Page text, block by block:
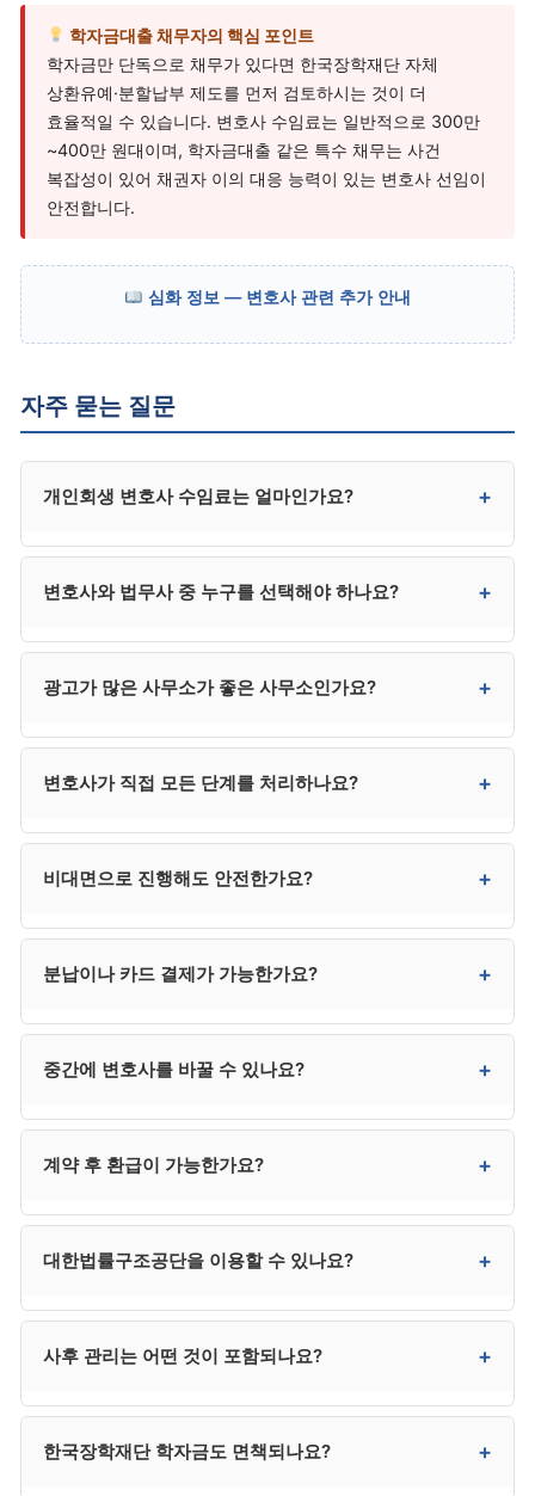
학자금대출 채무자의 핵심 포인트
학자금만 단독으로 채무가 있다면 한국장학재단 자체
상환유예·분할납부 제도를 먼저 검토하시는 것이 더
효율적일 수 있습니다. 변호사 수임료는 일반적으로 300만
~400만 원대이며, 학자금대출 같은 특수 채무는 사건
복잡성이 있어 채권자 이의 대응 능력이 있는 변호사 선임이
안전합니다.
심화 정보 — 변호사 관련 추가 안내
자주 묻는 질문
개인회생 변호사 수임료는 얼마인가요? +
지역, 사무소 규모에 따라 차이가 있으며, 수도권은
250만 원 전후로 다소 낮지만 법정 대리권에 제한이 있어
분쟁 시 한계가 있습니다.
변호사와 법무사 중 누구를 선택해야 하나요? +
채권자 이의가 예상되거나 복잡한 사건은 변호사가
제한이 있어 분쟁 발생 시 변호사를 추가 선임해야 할 수
있어, 결과적으로 변호사가 더 효율적인 경우가
광고가 많은 사무소가 좋은 사무소인가요? +
반영되거나, 사건이 과다해 개별 관리가 약해질 수
선택은 직접 상담을 통해 결정하시는 것이 좋습니다.
변호사가 직접 모든 단계를 처리하나요? +
운영됩니다. 변호사가 사건 수임 결정, 변제계획안 최종
서류 작업은 사무직원이 진행하는 것이 일반적입니다.
계약서에 담당 변호사 명의가 명확하고 중요 단계에서
비대면으로 진행해도 안전한가요? +
안전하게 처리할 수 있습니다. 다른 지역의 평판 좋은
있습니다.
분납이나 카드 결제가 가능한가요? +
일반적이며, 카드 무이자 할부도 3·6·12개월 등으로
수임료를 마련하는 것은 사해행위 의심을 받을 수 있어
위험합니다.
중간에 변호사를 바꿀 수 있나요? +
있습니다. 처음 계약 시 신중하게 선택하시는 것이 가장
계약 후 환급이 가능한가요? +
100%, 서류 작성 단계 50~70%, 신청 후 30~50%,
계약서의 환급 규정을 사전 확인하시기 바랍니다.
대한법률구조공단을 이용할 수 있나요? +
저렴하거나 무료로 진행할 수 있습니다. 자격 요건은
배정에 시간이 걸리는 경우가 있어 긴급한 사건은 사설
사무소가 빠를 수 있습니다.
사후 관리는 어떤 것이 포함되나요? +
면책 신청, 면책 후 추심 대응 등이 사후 관리에 포함될 수
한국장학재단 학자금도 면책되나요? +